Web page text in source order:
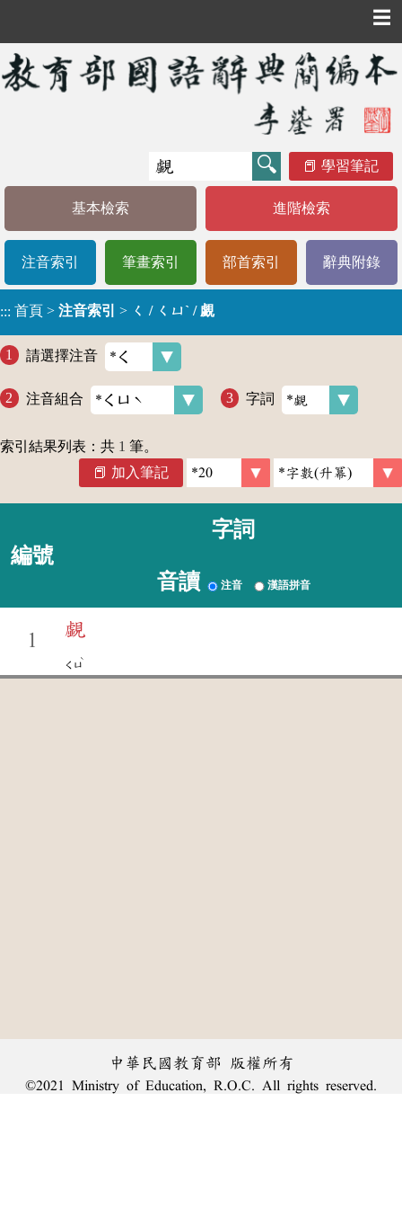
☰
學習筆記
基本檢索 進階檢索
注音索引 筆畫索引 部首索引 辭典附錄
::: 首頁 > 注音索引 > ㄑ / ㄑㄩˋ / 覷
請選擇注音
注音組合 字詞
索引結果列表：共 1 筆。
加入筆記
編號
字詞
音讀 注音 漢語拼音
1
覷
ㄑㄩ
ˋ
中華民國教育部 版權所有
©2021 Ministry of Education, R.O.C. All rights reserved.